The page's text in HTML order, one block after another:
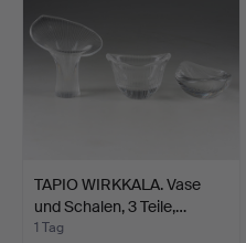
TAPIO WIRKKALA. Vase
und Schalen, 3 Teile,…
1 Tag